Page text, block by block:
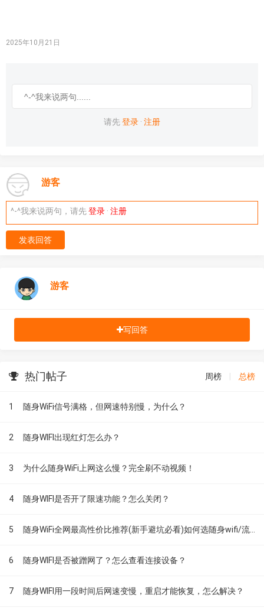
2025年10月21日
请先登录 · 注册
游客
^-^我来说两句，请先登录 · 注册
发表回答
游客
写回答
热门帖子 周榜 总榜
1 随身WiFi信号满格，但网速特别慢，为什么？
2 随身WIFI出现红灯怎么办？
3 为什么随身WiFi上网这么慢？完全刷不动视频！
4 随身WIFI是否开了限速功能？怎么关闭？
5
6 随身WIFI是否被蹭网了？怎么查看连接设备？
7 随身WIFI用一段时间后网速变慢，重启才能恢复，怎么解决？